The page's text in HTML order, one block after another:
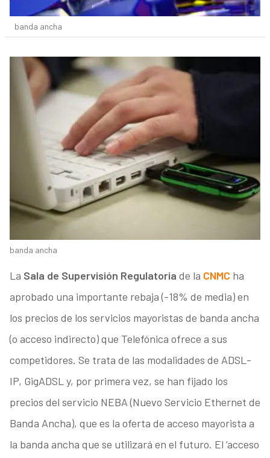
banda ancha
banda ancha
La Sala de Supervisión Regulatoria de la CNMC ha
aprobado una importante rebaja (-18% de media) en
los precios de los servicios mayoristas de banda ancha
(o acceso indirecto) que Telefónica ofrece a sus
competidores. Se trata de las modalidades de ADSL-
IP, GigADSL y, por primera vez, se han fijado los
precios del servicio NEBA (Nuevo Servicio Ethernet de
Banda Ancha), que es la oferta de acceso mayorista a
la banda ancha que se utilizará en el futuro. El ‘acceso